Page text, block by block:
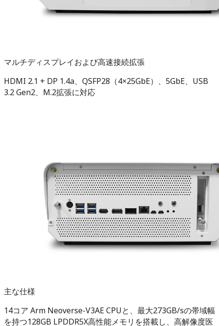
マルチディスプレイおよび高速接続拡張
HDMI 2.1 + DP 1.4a、QSFP28（4×25GbE）、5GbE、USB
3.2 Gen2、M.2拡張に対応
主な仕様
14コア Arm Neoverse-V3AE CPUと、最大273GB/sの帯域幅
を持つ128GB LPDDR5X高性能メモリを搭載し、高解像度医